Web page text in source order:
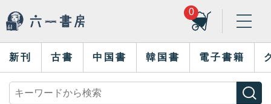
0
新刊 古書 中国書 韓国書 電子書籍